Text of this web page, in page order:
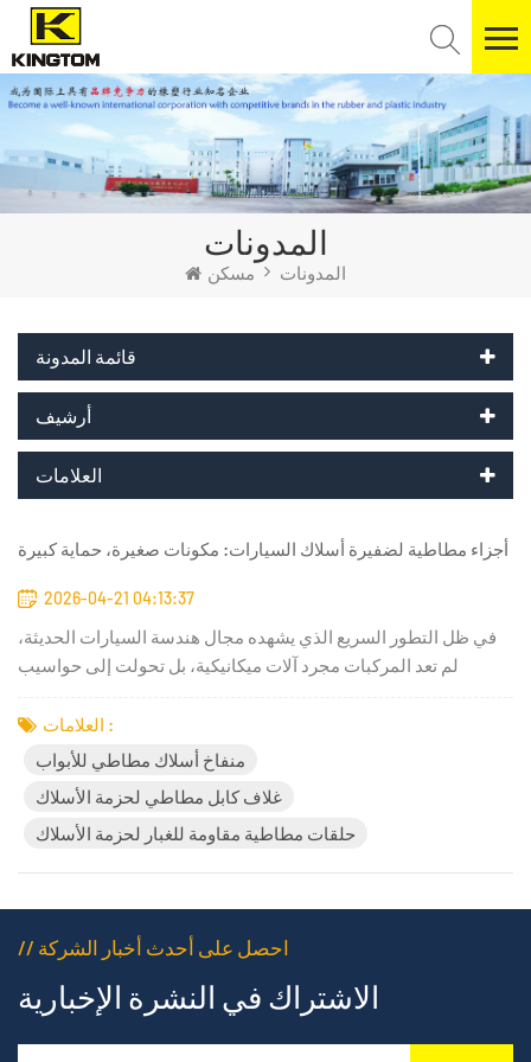
المدونات
مسكن المدونات
قائمة المدونة
أرشيف
العلامات
أجزاء مطاطية لضفيرة أسلاك السيارات: مكونات صغيرة، حماية كبيرة
2026-04-21 04:13:37
في ظل التطور السريع الذي يشهده مجال هندسة السيارات الحديثة،
لم تعد المركبات مجرد آلات ميكانيكية، بل تحولت إلى حواسيب
المتقدمة (ADAS)، وأنظمة توليد الطاقة الكهربائية عالية الجهد (EV)،
العلامات :
منفاخ أسلاك مطاطي للأبواب
غلاف كابل مطاطي لحزمة الأسلاك
حلقات مطاطية مقاومة للغبار لحزمة الأسلاك
// احصل على أحدث أخبار الشركة
الاشتراك في النشرة الإخبارية